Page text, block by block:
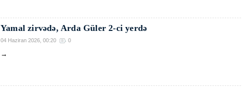
Yamal zirvədə, Arda Güler 2-ci yerdə
04 Haziran 2026, 00:20 0
→